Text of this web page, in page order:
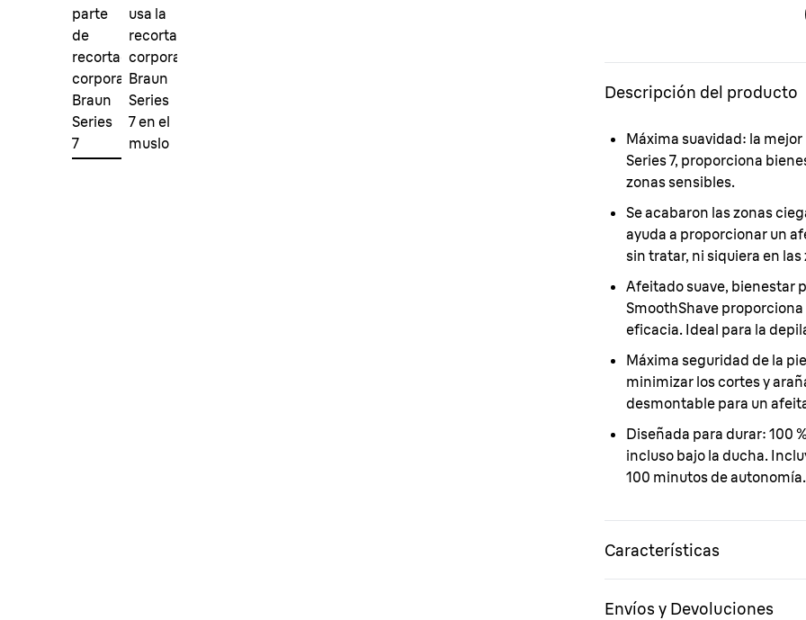
Descripción del producto
Máxima suavidad: la
Series 7, proporciona
zonas sensibles.
Se acabaron las zonas
ayuda a proporcionar un
sin tratar, ni siquiera en
Afeitado suave, bienestar
SmoothShave
eficacia. Ideal para la
Máxima seguridad de la
minimizar los cortes y
desmontable para un
Diseñada para durar: 100
incluso bajo la ducha.
100 minutos de autonomía.
Características
Envíos y Devoluciones